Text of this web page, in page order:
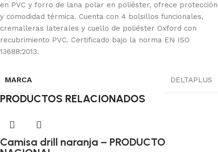
en PVC y forro de lana polar en poliéster, ofrece protección
y comodidad térmica. Cuenta con 4 bolsillos funcionales,
cremalleras laterales y cuello de poliéster Oxford con
recubrimiento PVC. Certificado bajo la norma EN ISO
13688:2013.
MARCA DELTAPLUS
PRODUCTOS RELACIONADOS
Camisa drill naranja – PRODUCTO